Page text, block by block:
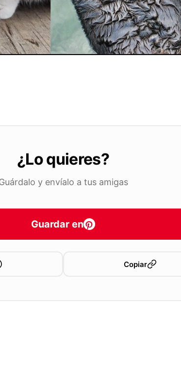
¿Lo quieres?
y envíalo a tus amigas
Guardar en
Copiar